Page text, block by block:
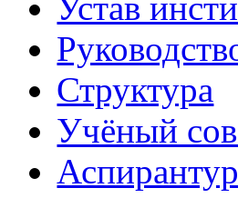
Устав
Структура
Учёный